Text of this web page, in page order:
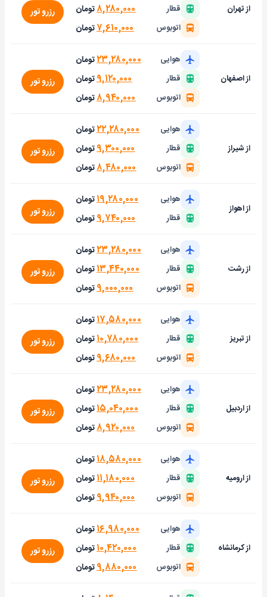
از تهران قطار ۸,۲۸۰,۰۰۰تومان
اتوبوس ۷,۶۱۰,۰۰۰تومان
رزرو تور
از اصفهان
هوایی ۲۳,۲۸۰,۰۰۰تومان
قطار ۹,۱۲۰,۰۰۰تومان
اتوبوس ۸,۹۴۰,۰۰۰تومان
رزرو تور
از شیراز
هوایی ۲۲,۲۸۰,۰۰۰تومان
قطار ۹,۳۰۰,۰۰۰تومان
اتوبوس ۸,۴۸۰,۰۰۰تومان
رزرو تور
از اهواز
هوایی ۱۹,۲۸۰,۰۰۰تومان
قطار ۹,۷۴۰,۰۰۰تومان رزرو تور
از رشت
هوایی ۲۳,۲۸۰,۰۰۰تومان
قطار ۱۳,۴۴۰,۰۰۰تومان
اتوبوس ۹,۰۰۰,۰۰۰تومان
رزرو تور
از تبریز
هوایی ۱۷,۵۸۰,۰۰۰تومان
قطار ۱۰,۷۸۰,۰۰۰تومان
اتوبوس ۹,۶۸۰,۰۰۰تومان
رزرو تور
از اردبیل
هوایی ۲۳,۲۸۰,۰۰۰تومان
قطار ۱۵,۰۴۰,۰۰۰تومان
اتوبوس ۸,۹۲۰,۰۰۰تومان
رزرو تور
از ارومیه
هوایی ۱۸,۵۸۰,۰۰۰تومان
قطار ۱۱,۱۸۰,۰۰۰تومان
اتوبوس ۹,۹۴۰,۰۰۰تومان
رزرو تور
از کرمانشاه
هوایی ۱۶,۹۸۰,۰۰۰تومان
قطار ۱۰,۴۲۰,۰۰۰تومان
اتوبوس ۹,۸۸۰,۰۰۰تومان
رزرو تور